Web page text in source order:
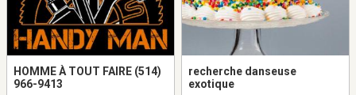
HOMME À TOUT FAIRE (514)
966-9413
recherche danseuse
exotique